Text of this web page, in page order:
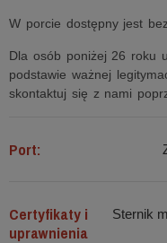
W porcie dostępny jest
Dla osób poniżej 26 roku
podstawie ważnej
skontaktuj się z nami
Port:
Certyfikaty i
uprawnienia
Sternik